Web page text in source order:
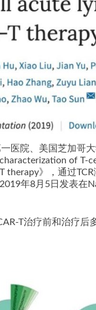
医院、美国芝加哥
of T-
therapy》，通过
年8月5日发表
T治疗前和治疗后